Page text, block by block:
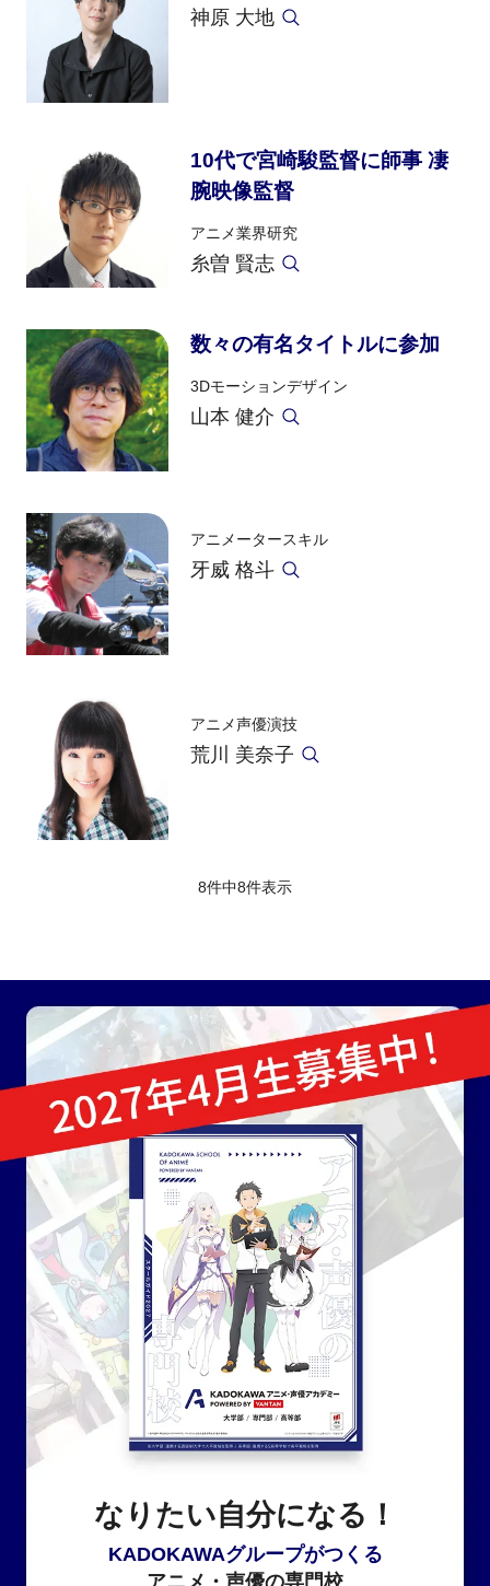
神原 大地
10代で宮崎駿監督に師事 凄
腕映像監督
アニメ業界研究
糸曽 賢志
数々の有名タイトルに参加
3Dモーションデザイン
山本 健介
アニメータースキル
牙威 格斗
アニメ声優演技
荒川 美奈子
8件中8件表示
なりたい自分になる！
KADOKAWAグループがつくる